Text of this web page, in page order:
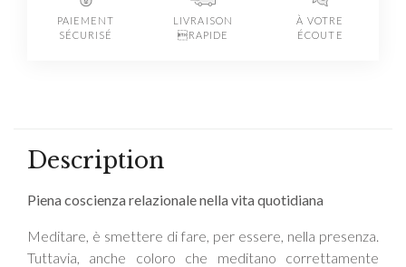
PAIEMENT
SÉCURISÉ
LIVRAISON
RAPIDE
À VOTRE
ÉCOUTE
Description
Piena coscienza relazionale nella vita quotidiana
Meditare, è smettere di fare, per essere, nella presenza.
Tuttavia, anche coloro che meditano correttamente